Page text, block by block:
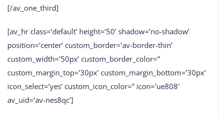
[/av_one_third]
[av_hr class=’default’ height=’50’ shadow=’no-shadow’
position=’center’ custom_border=’av-border-thin’
custom_width=’50px’ custom_border_color=”
custom_margin_top=’30px’ custom_margin_bottom=’30px’
icon_select=’yes’ custom_icon_color=” icon=’ue808′
av_uid=’av-nes8qc’]